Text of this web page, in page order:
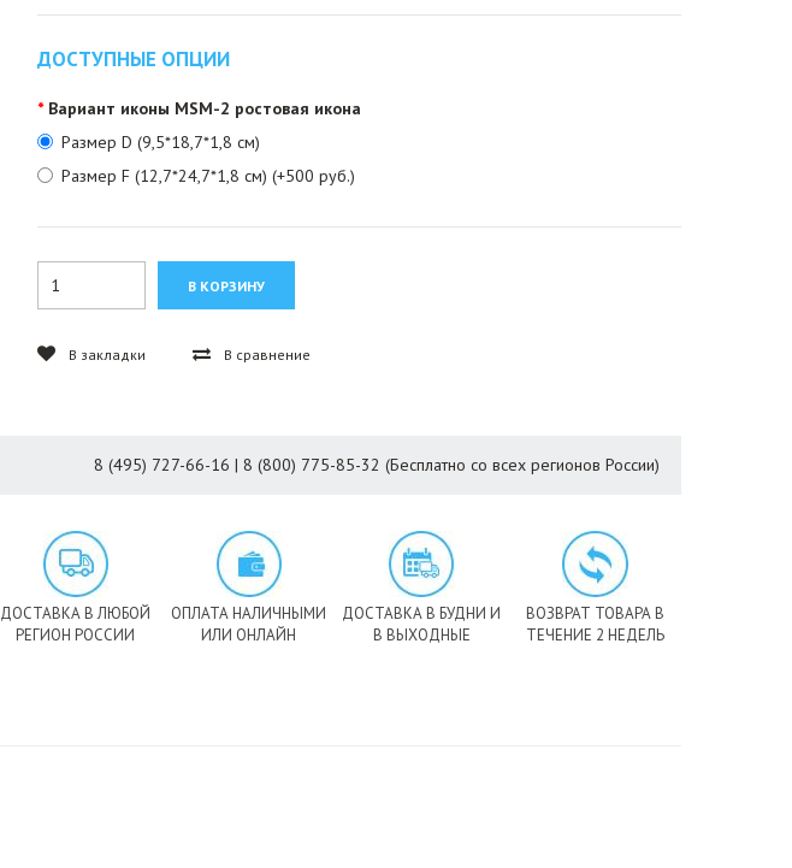
ДОСТУПНЫЕ ОПЦИИ
Вариант иконы MSM-2 ростовая икона
Размер D (9,5*18,7*1,8 см)
Размер F (12,7*24,7*1,8 см) (+500 руб.)
В закладки В сравнение
8 (495) 727-66-16 | 8 (800) 775-85-32 (Бесплатно со всех регионов России)
ДОСТАВКА В ЛЮБОЙ
РЕГИОН РОССИИ
ОПЛАТА НАЛИЧНЫМИ
ИЛИ ОНЛАЙН
ДОСТАВКА В БУДНИ И
В ВЫХОДНЫЕ
ВОЗВРАТ ТОВАРА В
ТЕЧЕНИЕ 2 НЕДЕЛЬ